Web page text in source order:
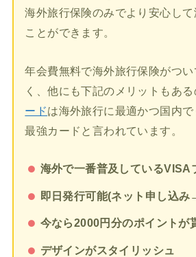
海外旅行保険のみでより安心して
ことができます。
年会費無料で海外旅行保険がつ
く、他にも下記のメリットもある
ードは海外旅行に最適かつ国内
最強カードと言われています。
海外で一番普及しているVISA
即日発行可能(ネット申し込
今なら2000円分のポイントが
デザインがスタイリッシュ